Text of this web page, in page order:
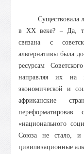
Существовала ли
в ХХ веке? – Да,
связана с
альтернативы была
ресурсам
направляя их на
экономической и
африканские
«национального
Союза не стало, и
цивилизационные